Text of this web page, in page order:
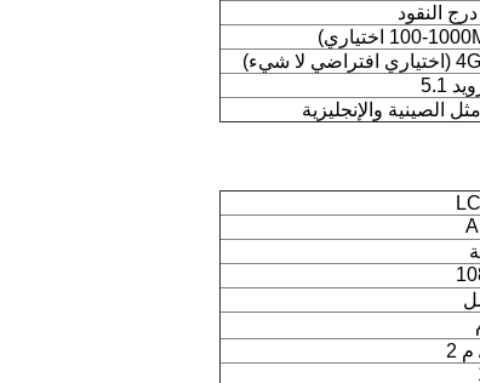
النقود
5.1
الصينية والإنجليزية